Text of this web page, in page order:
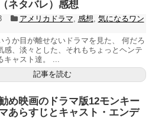
ネタバレ）感想
アメリカドラマ, 感想, 気になるワン
うか目が離せないドラマを見た、 何だろ
感、淡々とした、それもちょっとヘンテ
キャスト達。 ...
記事を読む
め映画のドラマ版12モンキー
あらすじとキャスト・エンデ